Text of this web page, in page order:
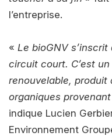
l’entreprise.
« Le bioGNV
circuit court. C’est
renouvelable, produit
organiques
indique Lucien
Environnement